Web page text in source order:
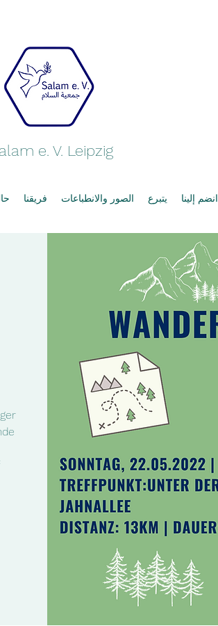
e. V. Leipzig
فريقنا الصور والانطباعات يتبرع انضم إلينا